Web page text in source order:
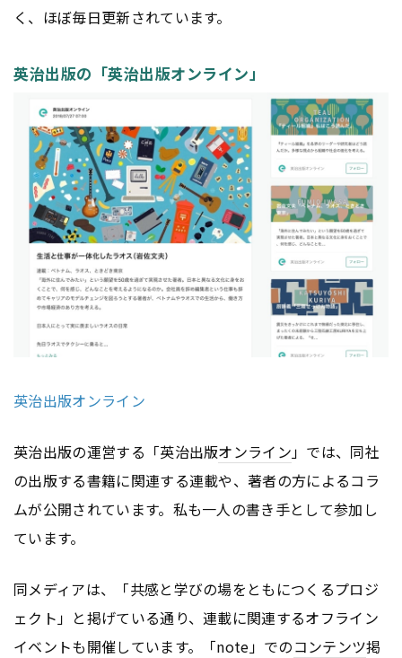
く、ほぼ毎日更新されています。
英治出版の「英治出版オンライン」
英治出版オンライン
英治出版の運営する「英治出版オンライン」では、同社
の出版する書籍に関連する連載や、著者の方によるコラ
ムが公開されています。私も一人の書き手として参加し
ています。
同メディアは、「共感と学びの場をともにつくるプロジ
ェクト」と掲げている通り、連載に関連するオフライン
イベントも開催しています。「note」でのコンテンツ掲